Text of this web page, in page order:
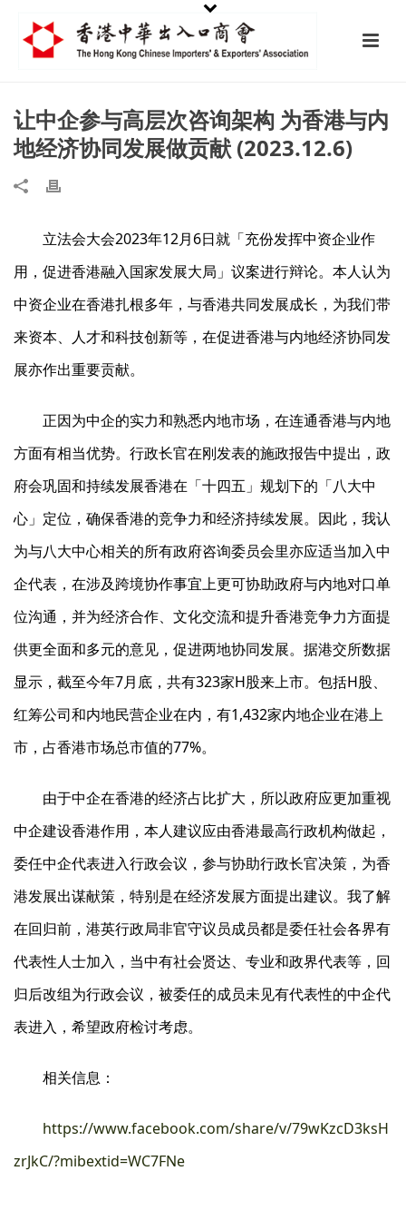
让中企参与高层次咨询架构 为香港与内
地经济协同发展做贡献 (2023.12.6)
立法会大会2023年12月6日就「充份发挥中资企业作
用，促进香港融入国家发展大局」议案进行辩论。本人认为
中资企业在香港扎根多年，与香港共同发展成长，为我们带
来资本、人才和科技创新等，在促进香港与内地经济协同发
展亦作出重要贡献。
正因为中企的实力和熟悉内地市场，在连通香港与内地
方面有相当优势。行政长官在刚发表的施政报告中提出，政
府会巩固和持续发展香港在「十四五」规划下的「八大中
心」定位，确保香港的竞争力和经济持续发展。因此，我认
为与八大中心相关的所有政府咨询委员会里亦应适当加入中
企代表，在涉及跨境协作事宜上更可协助政府与内地对口单
位沟通，并为经济合作、文化交流和提升香港竞争力方面提
供更全面和多元的意见，促进两地协同发展。据港交所数据
显示，截至今年7月底，共有323家H股来上市。包括H股、
红筹公司和内地民营企业在内，有1,432家内地企业在港上
市，占香港市场总市值的77%。
由于中企在香港的经济占比扩大，所以政府应更加重视
中企建设香港作用，本人建议应由香港最高行政机构做起，
委任中企代表进入行政会议，参与协助行政长官决策，为香
港发展出谋献策，特别是在经济发展方面提出建议。我了解
在回归前，港英行政局非官守议员成员都是委任社会各界有
代表性人士加入，当中有社会贤达、专业和政界代表等，回
归后改组为行政会议，被委任的成员未见有代表性的中企代
表进入，希望政府检讨考虑。
相关信息：
https://www.facebook.com/share/v/79wKzcD3ksH
zrJkC/?mibextid=WC7FNe